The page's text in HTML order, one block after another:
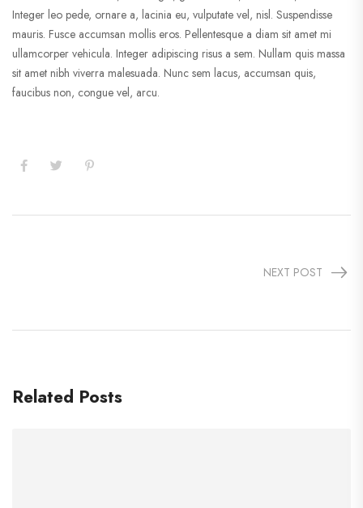
Integer leo pede, ornare a, lacinia eu, vulputate vel, nisl. Suspendisse
mauris. Fusce accumsan mollis eros. Pellentesque a diam sit amet mi
ullamcorper vehicula. Integer adipiscing risus a sem. Nullam quis massa
sit amet nibh viverra malesuada. Nunc sem lacus, accumsan quis,
faucibus non, congue vel, arcu.
NEXT POST
Related Posts